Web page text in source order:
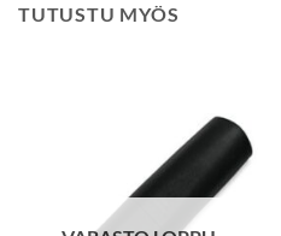
TUTUSTU MYÖS